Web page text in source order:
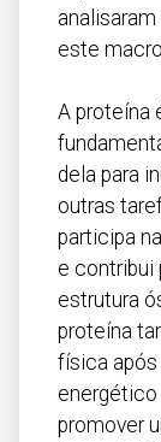
este
A proteína
dela para
outras
participa
e contribui
estrutura
proteína
física após
energético
promover